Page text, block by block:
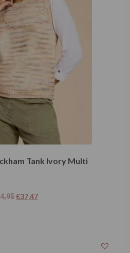
Tank Ivory Multi
€37,47